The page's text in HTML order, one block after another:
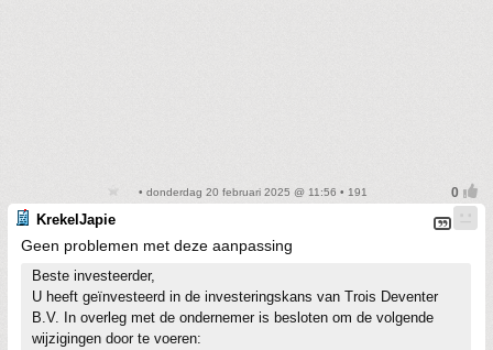
• donderdag 20 februari 2025 @ 11:56 • 191
KrekelJapie
Geen problemen met deze aanpassing
Beste investeerder,
U heeft geïnvesteerd in de investeringskans van Trois Deventer
B.V. In overleg met de ondernemer is besloten om de volgende
wijzigingen door te voeren: